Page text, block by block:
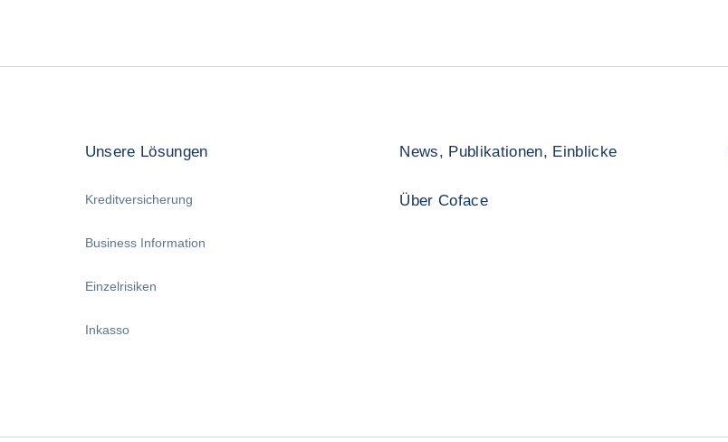
Unsere Lösungen
Kreditversicherung
Business Information
Einzelrisiken
Inkasso
News, Publikationen, Einblicke
Über Coface